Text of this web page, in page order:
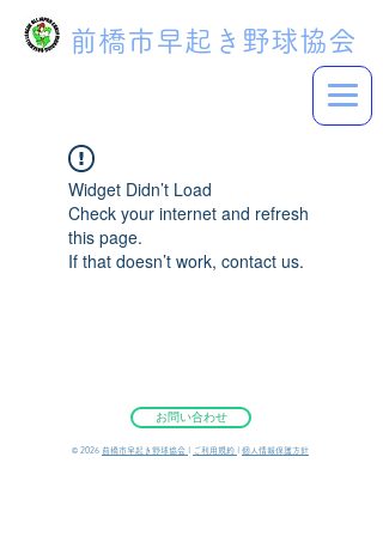
前橋市早起き野球協会
Widget Didn’t Load
Check your internet and refresh
this page.
If that doesn’t work, contact us.
お問い合わせ
©︎ 2026 前橋市早起き野球協会 ご利用規約 個人情報保護方針